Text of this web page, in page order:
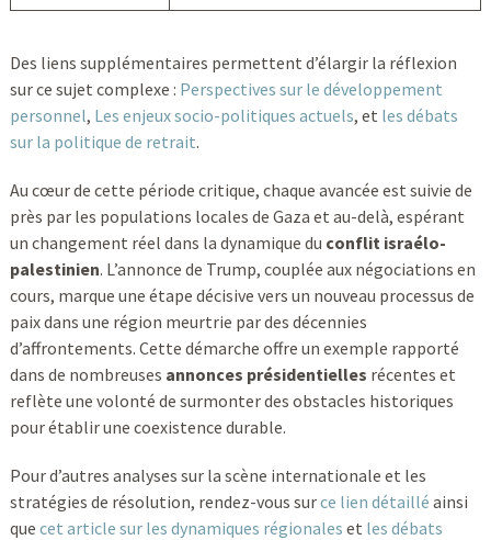
Des liens supplémentaires permettent d’élargir la réflexion
sur ce sujet complexe : Perspectives sur le développement
personnel, Les enjeux socio-politiques actuels, et les débats
sur la politique de retrait.
Au cœur de cette période critique, chaque avancée est suivie de
près par les populations locales de Gaza et au-delà, espérant
un changement réel dans la dynamique du conflit israélo-
palestinien. L’annonce de Trump, couplée aux négociations en
cours, marque une étape décisive vers un nouveau processus de
paix dans une région meurtrie par des décennies
d’affrontements. Cette démarche offre un exemple rapporté
dans de nombreuses annonces présidentielles récentes et
reflète une volonté de surmonter des obstacles historiques
pour établir une coexistence durable.
Pour d’autres analyses sur la scène internationale et les
stratégies de résolution, rendez-vous surce lien détaillé ainsi
que cet article sur les dynamiques régionales et les débats